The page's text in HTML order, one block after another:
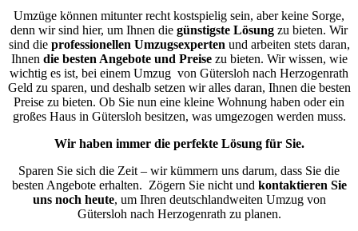
Umzüge können mitunter recht kostspielig sein, aber keine Sorge,
denn wir sind hier, um Ihnen die günstigste Lösung zu bieten. Wir
sind die professionellen Umzugsexperten und arbeiten stets daran,
Ihnen die besten Angebote und Preisezu bieten. Wir wissen, wie
wichtig es ist, bei einem Umzug von Gütersloh nach Herzogenrath
Geld zu sparen, und deshalb setzen wir alles daran, Ihnen die besten
Preise zu bieten. Ob Sie nun eine kleine Wohnung haben oder ein
großes Haus in Gütersloh besitzen, was umgezogen werden muss.
Wir haben immer die perfekte Lösung für Sie.
Sparen Sie sich die Zeit – wir kümmern uns darum, dass Sie die
besten Angebote erhalten. Zögern Sie nicht und kontaktieren Sie
uns noch heute, um Ihren deutschlandweiten Umzug von
Gütersloh nach Herzogenrath zu planen.